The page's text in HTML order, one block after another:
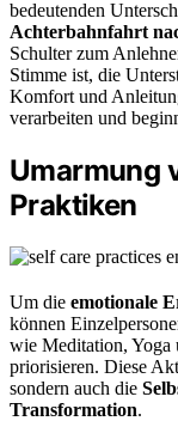
bedeutenden
Achterbahnfahrt
Schulter zum
Stimme ist, die
Komfort und
verarbeiten und
Umarmung
Praktiken
Um die emotionale
können
wie Meditation, Yoga
priorisieren. Diese
sondern auch die
Transformation.